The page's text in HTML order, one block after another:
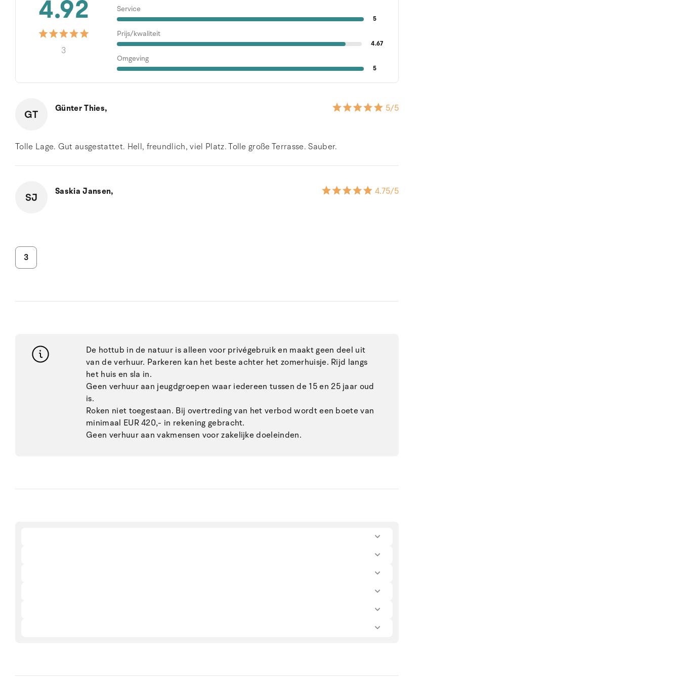
4.92
3
Service
5
Prijs/kwaliteit
4.67
Omgeving
5
GT Günter Thies, 5/5
Tolle Lage. Gut ausgestattet. Hell, freundlich, viel Platz. Tolle große Terrasse. Sauber.
SJ Saskia Jansen, 4.75/5
3
De hottub in de natuur is alleen voor privégebruik en maakt geen deel uit
van de verhuur. Parkeren kan het beste achter het zomerhuisje. Rijd langs
het huis en sla in.
Geen verhuur aan jeugdgroepen waar iedereen tussen de 15 en 25 jaar oud
is.
Roken niet toegestaan. Bij overtreding van het verbod wordt een boete van
minimaal EUR 420,- in rekening gebracht.
Geen verhuur aan vakmensen voor zakelijke doeleinden.